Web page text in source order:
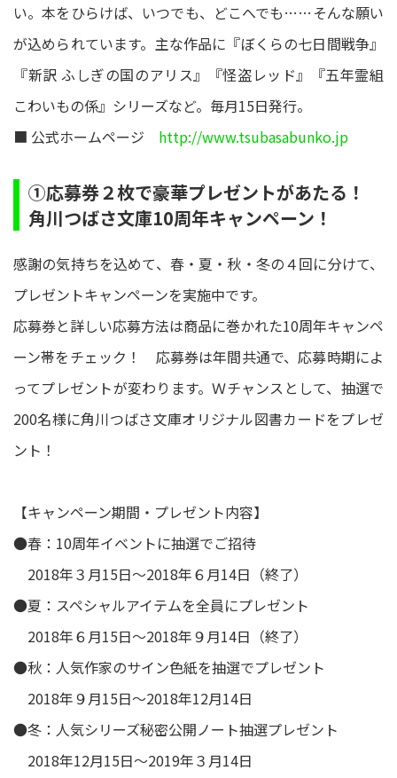
い。本をひらけば、いつでも、どこへでも……そんな願い
が込められています。主な作品に『ぼくらの七日間戦争』
『新訳 ふしぎの国のアリス』『怪盗レッド』『五年霊組
こわいもの係』シリーズなど。毎月15日発行。
■ 公式ホームページ http://www.tsubasabunko.jp
①応募券２枚で豪華プレゼントがあたる！
角川つばさ文庫10周年キャンペーン！
感謝の気持ちを込めて、春・夏・秋・冬の４回に分けて、
プレゼントキャンペーンを実施中です。
応募券と詳しい応募方法は商品に巻かれた10周年キャンペ
ーン帯をチェック！ 応募券は年間共通で、応募時期によ
ってプレゼントが変わります。Ｗチャンスとして、抽選で
200名様に角川つばさ文庫オリジナル図書カードをプレゼ
ント！
【キャンペーン期間・プレゼント内容】
●春：10周年イベントに抽選でご招待
2018年３月15日～2018年６月14日（終了）
●夏：スペシャルアイテムを全員にプレゼント
2018年６月15日～2018年９月14日（終了）
●秋：人気作家のサイン色紙を抽選でプレゼント
2018年９月15日～2018年12月14日
●冬：人気シリーズ秘密公開ノート抽選プレゼント
2018年12月15日～2019年３月14日